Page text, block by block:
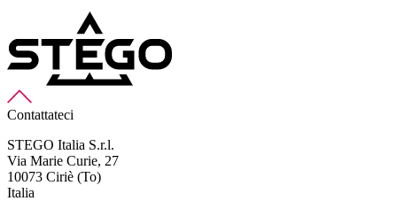
Contattateci
STEGO Italia S.r.l.
Via Marie Curie, 27
10073 Ciriè (To)
Italia